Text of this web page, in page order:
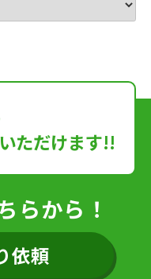
いただけます!!
らから！
依頼